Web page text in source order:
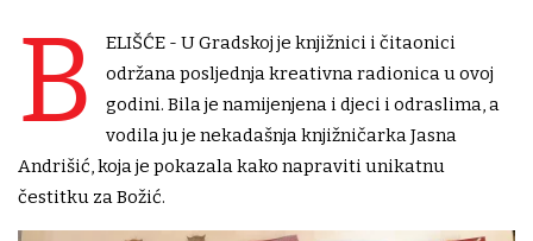
B
ELIŠĆE - U Gradskoj je knjižnici i čitaonici
održana posljednja kreativna radionica u ovoj
godini. Bila je namijenjena i djeci i odraslima, a
vodila ju je nekadašnja knjižničarka Jasna
Andrišić, koja je pokazala kako napraviti unikatnu
čestitku za Božić.